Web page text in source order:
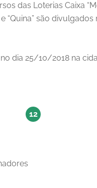
das Loterias Caixa
“Quina” são
dia 25/10/2018 na
12